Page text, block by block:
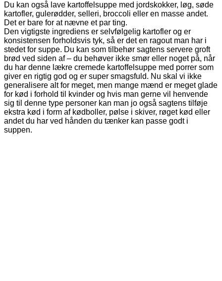
Du kan også lave kartoffelsuppe med jordskokker, løg, søde
kartofler, gulerødder, selleri, broccoli eller en masse andet.
Det er bare for at nævne et par ting.
Den vigtigste ingrediens er selvfølgelig kartofler og er
konsistensen forholdsvis tyk, så er det en ragout man har i
stedet for suppe. Du kan som tilbehør sagtens servere groft
brød ved siden af – du behøver ikke smør eller noget på, når
du har denne lækre cremede kartoffelsuppe med porrer som
giver en rigtig god og er super smagsfuld. Nu skal vi ikke
generalisere alt for meget, men mange mænd er meget glade
for kød i forhold til kvinder og hvis man gerne vil henvende
sig til denne type personer kan man jo også sagtens tilføje
ekstra kød i form af kødboller, pølse i skiver, røget kød eller
andet du har ved hånden du tænker kan passe godt i
suppen.